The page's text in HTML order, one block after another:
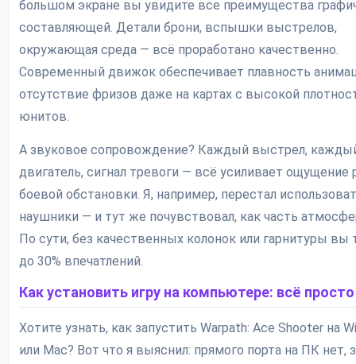
большом экране вы увидите все преимущества
составляющей. Детали брони, вспышки выстрелов,
окружающая среда — всё проработано качественно.
Современный движок обеспечивает плавность
отсутствие фризов даже на картах с высокой
юнитов.
А звуковое сопровождение? Каждый выстрел,
двигатель, сигнал тревоги — всё усиливает ощущение
боевой обстановки. Я, например, перестал
наушники — и тут же почувствовал, как часть
По сути, без качественных колонок или гарнитуры вы
до 30% впечатлений.
Как установить игру на компьютере: всё просто
Хотите узнать, как запустить Warpath: Ace Shooter на
или Mac? Вот что я выяснил: прямого порта на ПК нет,